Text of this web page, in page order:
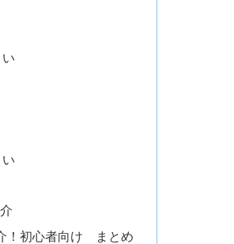
！初心者向け まとめ